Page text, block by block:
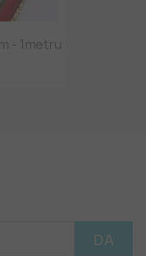
- 1metru